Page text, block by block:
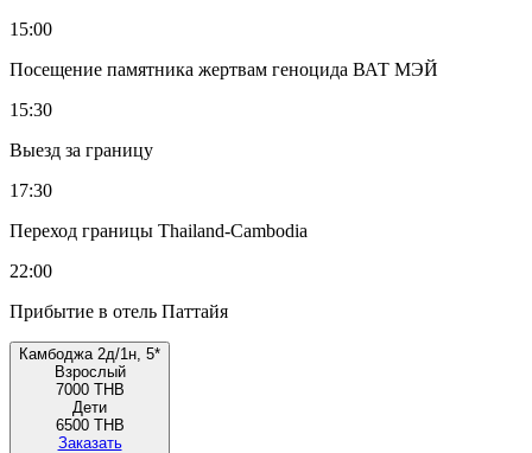
15:00
Посещение памятника жертвам геноцида ВАТ МЭЙ
15:30
Выезд за границу
17:30
Переход границы Thailand-Cambodia
22:00
Прибытие в отель Паттайя
Камбоджа 2д/1н, 5*
Взрослый
7000 THB
Дети
6500 THB
Заказать